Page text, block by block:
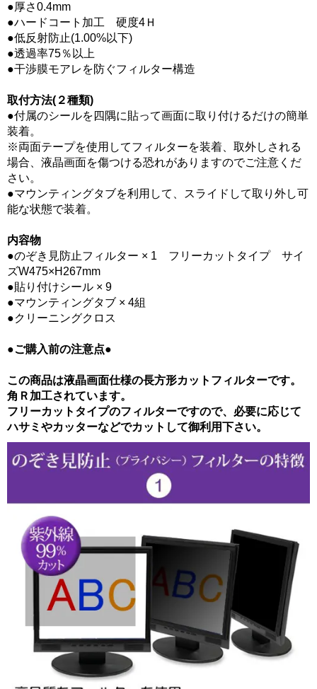
●厚さ0.4mm
●ハードコート加工 硬度4Ｈ
●低反射防止(1.00%以下)
●透過率75％以上
●干渉膜モアレを防ぐフィルター構造
取付方法(２種類)
●付属のシールを四隅に貼って画面に取り付けるだけの簡単
装着。
※両面テープを使用してフィルターを装着、取外しされる
場合、液晶画面を傷つける恐れがありますのでご注意くだ
さい。
●マウンティングタブを利用して、スライドして取り外し可
能な状態で装着。
内容物
●のぞき見防止フィルター × 1 フリーカットタイプ サイ
ズW475×H267mm
●貼り付けシール × 9
●マウンティングタブ × 4組
●クリーニングクロス
●ご購入前の注意点●
この商品は液晶画面仕様の長方形カットフィルターです。
角Ｒ加工されています。
フリーカットタイプのフィルターですので、必要に応じて
ハサミやカッターなどでカットして御利用下さい。